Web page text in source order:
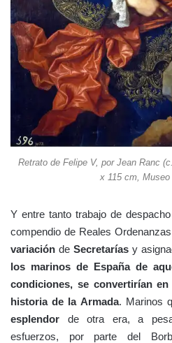
Retrato de Felipe V, por Jean Ranc
x 115 cm, Museo
Y entre tanto trabajo de
compendio de Reales
variación de Secretaríasy
los marinos de España de
condiciones, se convertirían
historia de la Armada. Marinos
esplendor de otra era, a
esfuerzos, por parte del